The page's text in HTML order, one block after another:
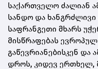
საქართველო ძალიან
სანდო და
საფრანგეთი მხარს
მისწრაფებას ევროპულ
გაწევრიანებისკენ
დროს, კიდევ ერთხელ,